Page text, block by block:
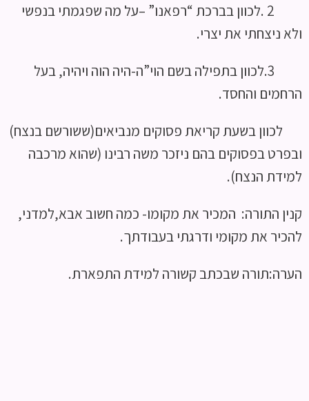
2 .לכוון בברכת “רפאנו” –על מה שפגמתי בנפשי
ולא ניצחתי את יצרי.
3.לכוון בתפילה בשם הוי”ה-היה הוה ויהיה, בעל
הרחמים והחסד.
לכוון בשעת קריאת פסוקים מנביאים(ששורשם בנצח)
ובפרט בפסוקים בהם ניזכר משה רבינו (שהוא מרכבה
למידת הנצח).
קנין התורה: המכיר את מקומו- כמה חשוב אבא,למדני,
להכיר את מקומי ודרגתי בעבודתך.
הערה:תורה שבכתב קשורה למידת התפארת.